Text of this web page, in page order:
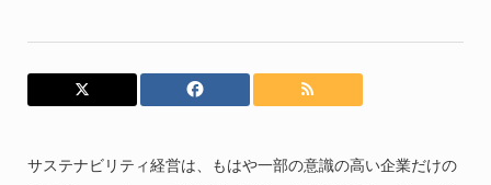
サステナビリティ経営は、もはや一部の意識の高い企業だけの